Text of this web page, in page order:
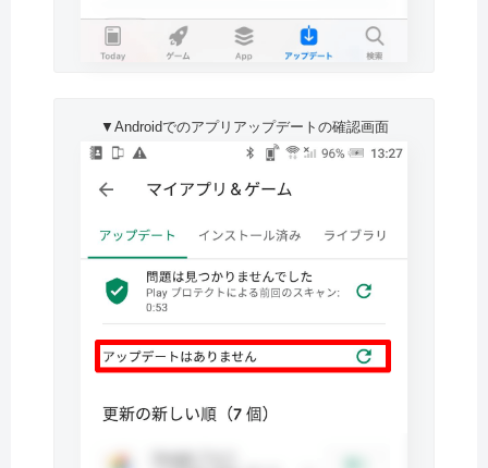
▼Androidでのアプリアップデートの確認画面